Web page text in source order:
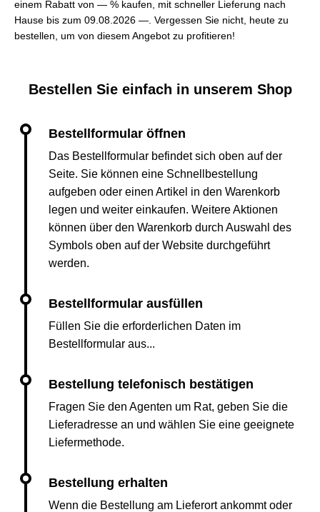
einem Rabatt von — % kaufen, mit schneller Lieferung nach
Hause bis zum 09.08.2026 —. Vergessen Sie nicht, heute zu
bestellen, um von diesem Angebot zu profitieren!
Bestellen Sie einfach in unserem Shop
Das Bestellformular befindet sich oben auf der
Seite. Sie können eine Schnellbestellung
aufgeben oder einen Artikel in den Warenkorb
legen und weiter einkaufen. Weitere Aktionen
können über den Warenkorb durch Auswahl des
Symbols oben auf der Website durchgeführt
werden.
Füllen Sie die erforderlichen Daten im
Bestellformular aus...
Fragen Sie den Agenten um Rat, geben Sie die
Lieferadresse an und wählen Sie eine geeignete
Liefermethode.
Wenn die Bestellung am Lieferort ankommt oder